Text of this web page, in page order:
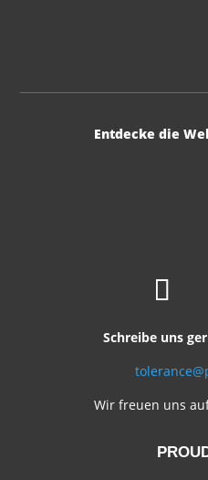
Entdecke die
Schreibe uns
Wir freuen uns